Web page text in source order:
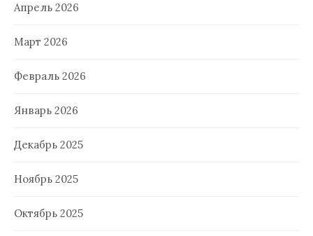
Апрель 2026
Март 2026
Февраль 2026
Январь 2026
Декабрь 2025
Ноябрь 2025
Октябрь 2025